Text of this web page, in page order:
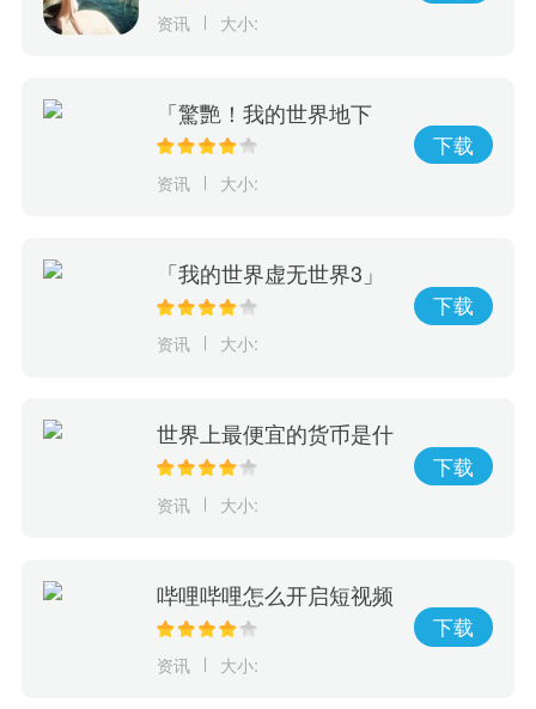
资讯 大小:
「驚艷！我的世界地下
城：搭配蜘蛛盔甲，你也
资讯 大小:
下载
「我的世界虚无世界3」
秘密！水能龙蜥攻略大公
资讯 大小:
下载
世界上最便宜的货币是什
么
资讯 大小:
下载
哔哩哔哩怎么开启短视频
字幕
资讯 大小:
下载